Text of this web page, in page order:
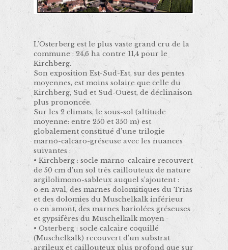
L’Osterberg est le plus vaste grand cru de la
commune : 24,6 ha contre 11,4 pour le
Kirchberg.
Son exposition Est-Sud-Est, sur des pentes
moyennes, est moins solaire que celle du
Kirchberg, Sud et Sud-Ouest, de déclinaison
plus prononcée.
Sur les 2 climats, le sous-sol (altitude
moyenne: entre 250 et 350 m) est
globalement constitué d’une trilogie
marno-calcaro-gréseuse avec les nuances
suivantes :
• Kirchberg : socle marno-calcaire recouvert
de 50 cm d’un sol très caillouteux de nature
argilolimono-sableux auquel s’ajoutent :
o en aval, des marnes dolomitiques du Trias
et des dolomies du Muschelkalk inférieur
o en amont, des marnes bariolées gréseuses
et gypsifères du Muschelkalk moyen
• Osterberg : socle calcaire coquillé
(Muschelkalk) recouvert d’un substrat
argileux et caillouteux plus profond que sur